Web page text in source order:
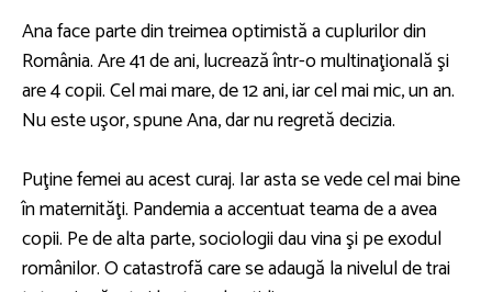
Ana face parte din treimea optimistă a cuplurilor din
România. Are 41 de ani, lucrează într-o multinaţională şi
are 4 copii. Cel mai mare, de 12 ani, iar cel mai mic, un an.
Nu este uşor, spune Ana, dar nu regretă decizia.
Puţine femei au acest curaj. Iar asta se vede cel mai bine
în maternităţi. Pandemia a accentuat teama de a avea
copii. Pe de alta parte, sociologii dau vina şi pe exodul
românilor. O catastrofă care se adaugă la nivelul de trai